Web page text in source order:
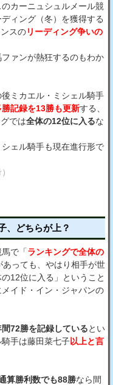
カーニュシュルメール競
ィング（冬）を獲得する
スのリーディング争いの
ァンが熱狂するのもわか
ミカエル・ミシェル騎手
記録を13勝も更新する、
では全体の12位に入るな
ェル騎手も現在進行形で
、どちらが上？
で「ランキングで全体の
あっても、やはり相手が世
12位に入る」ということ
イド・イン・ジャパンの
間72勝を記録しているとい
手は藤田菜七子以上と言
算勝利数でも88勝なら間